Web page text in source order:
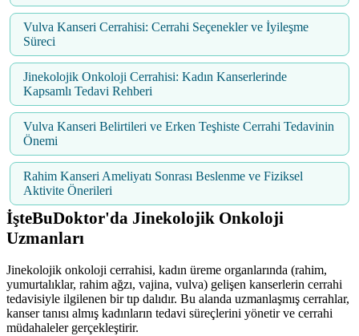
Vulva Kanseri Cerrahisi: Cerrahi Seçenekler ve İyileşme
Süreci
Jinekolojik Onkoloji Cerrahisi: Kadın Kanserlerinde
Kapsamlı Tedavi Rehberi
Vulva Kanseri Belirtileri ve Erken Teşhiste Cerrahi Tedavinin
Önemi
Rahim Kanseri Ameliyatı Sonrası Beslenme ve Fiziksel
Aktivite Önerileri
İşteBuDoktor'da Jinekolojik Onkoloji
Uzmanları
Jinekolojik onkoloji cerrahisi, kadın üreme organlarında (rahim,
yumurtalıklar, rahim ağzı, vajina, vulva) gelişen kanserlerin cerrahi
tedavisiyle ilgilenen bir tıp dalıdır. Bu alanda uzmanlaşmış cerrahlar,
kanser tanısı almış kadınların tedavi süreçlerini yönetir ve cerrahi
müdahaleler gerçekleştirir.